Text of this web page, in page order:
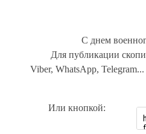
С днем
Для публикации
Viber, WhatsApp,
Или кнопкой: